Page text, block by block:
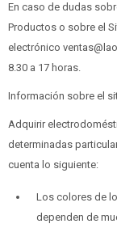
En caso de dudas
Productos o sobre el
electrónico
8.30 a 17 horas.
Información sobre el
Adquirir
determinadas
cuenta lo siguiente:
Los colores de
dependen de